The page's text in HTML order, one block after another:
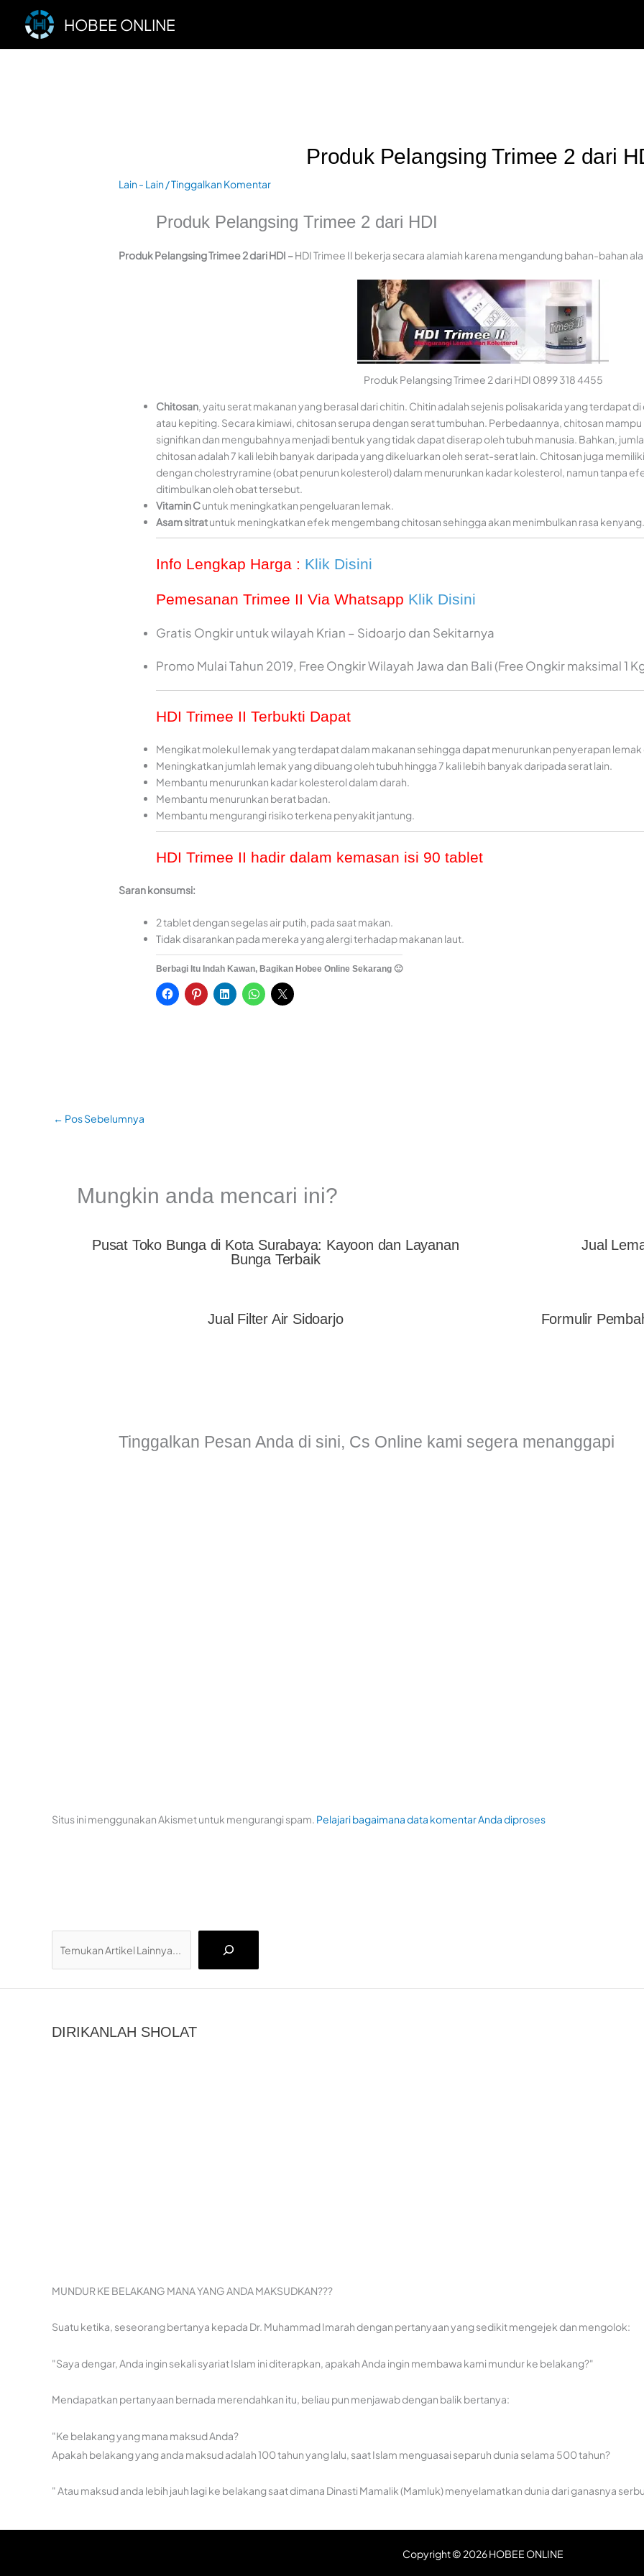
konten
HOBEE ONLINE
Produk Pelangsing Trimee 2 dari
Lain - Lain/Tinggalkan Komentar
Produk Pelangsing Trimee 2 dari HDI
Produk Pelangsing Trimee 2 dari HDI –HDI Trimee II bekerja secara alamiah karena mengandung bahan-bahan
Produk Pelangsing Trimee 2 dari HDI 0899 318 4455
Chitosan, yaitu serat makanan yang berasal dari chitin. Chitin adalah sejenis polisakarida yang terdapat
atau kepiting. Secara kimiawi, chitosan serupa dengan serat tumbuhan. Perbedaannya, chitosan
signifikan dan mengubahnya menjadi bentuk yang tidak dapat diserap oleh tubuh manusia. Bahkan,
chitosan adalah 7 kali lebih banyak daripada yang dikeluarkan oleh serat-serat lain. Chitosan juga
dengan cholestryramine (obat penurun kolesterol) dalam menurunkan kadar kolesterol, namun tanpa
ditimbulkan oleh obat tersebut.
Vitamin Cuntuk meningkatkan pengeluaran lemak.
Asam sitratuntuk meningkatkan efek mengembang chitosan sehingga akan menimbulkan rasa kenyang.
Info Lengkap Harga : Klik Disini
Pemesanan Trimee II Via Whatsapp Klik Disini
Gratis Ongkir untuk wilayah Krian – Sidoarjo dan Sekitarnya
Promo Mulai Tahun 2019, Free Ongkir Wilayah Jawa dan Bali (Free Ongkir maksimal 1
HDI Trimee II Terbukti Dapat
Mengikat molekul lemak yang terdapat dalam makanan sehingga dapat menurunkan penyerapan lemak
Meningkatkan jumlah lemak yang dibuang oleh tubuh hingga 7 kali lebih banyak daripada serat lain.
Membantu menurunkan kadar kolesterol dalam darah.
Membantu menurunkan berat badan.
Membantu mengurangi risiko terkena penyakit jantung.
HDI Trimee II hadir dalam kemasan isi 90 tablet
Saran konsumsi:
2 tablet dengan segelas air putih, pada saat makan.
Tidak disarankan pada mereka yang alergi terhadap makanan laut.
Berbagi Itu Indah Kawan, Bagikan Hobee Online Sekarang 🙂
← Pos Sebelumnya
Mungkin anda mencari ini?
Pusat Toko Bunga di Kota Surabaya: Kayoon dan Layanan
Bunga Terbaik
Jual
Jual Filter Air Sidoarjo Formulir
Tinggalkan Pesan Anda di sini, Cs Online kami segera menanggapi
Situs ini menggunakan Akismet untuk mengurangi spam. Pelajari bagaimana data komentar Anda diproses
DIRIKANLAH SHOLAT
MUNDUR KE BELAKANG MANA YANG ANDA MAKSUDKAN???
Suatu ketika, seseorang bertanya kepada Dr. Muhammad Imarah dengan pertanyaan yang sedikit mengejek dan mengolok:
"Saya dengar, Anda ingin sekali syariat Islam ini diterapkan, apakah Anda ingin membawa kami mundur ke belakang?"
Mendapatkan pertanyaan bernada merendahkan itu, beliau pun menjawab dengan balik bertanya:
"Ke belakang yang mana maksud Anda?
Apakah belakang yang anda maksud adalah 100 tahun yang lalu, saat Islam menguasai separuh dunia selama 500 tahun?
" Atau maksud anda lebih jauh lagi ke belakang saat dimana Dinasti Mamalik (Mamluk) menyelamatkan dunia dari ganasnya
"Atau lebih jauh lagi ke belakang saat Dinasti Abbasiyyah menguasai separuh dunia?"
"Atau ke belakang sebelumnya, di masa Dinasti Umayyah, atau sebelumnya lagi saat Umar bin Khatab menguasai banyak
Copyright © 2026 HOBEE ONLINE